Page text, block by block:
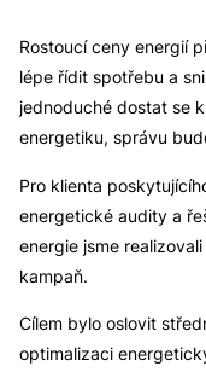
Rostoucí ceny energií
lépe řídit spotřebu a
jednoduché dostat se
energetiku, správu
Pro klienta
energetické audity a
energie jsme
kampaň.
Cílem bylo oslovit
optimalizaci